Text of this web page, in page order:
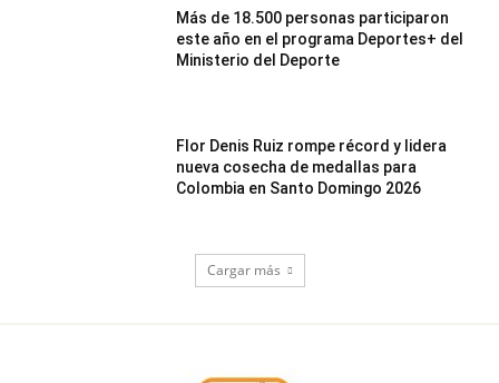
Más de 18.500 personas participaron
este año en el programa Deportes+ del
Ministerio del Deporte
Flor Denis Ruiz rompe récord y lidera
nueva cosecha de medallas para
Colombia en Santo Domingo 2026
Cargar más